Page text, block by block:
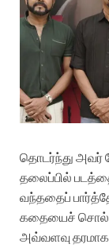
தொடர்ந்து அவர்
தலைப்பில்
வந்ததைப்
கதையைச்
அவ்வளவு